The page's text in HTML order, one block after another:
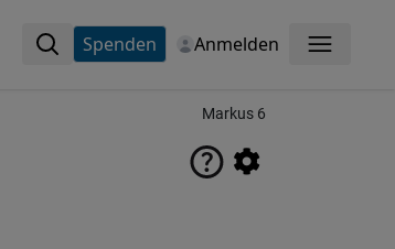
Spenden Anmelden Menü
Markus 6